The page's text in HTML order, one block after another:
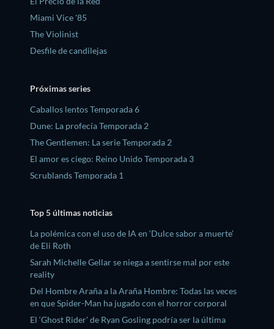
Miami Vice '85
The Violinist
Desfile de candilejas
Próximas series
Caballos lentos Temporada 6
Dune: La profecía Temporada 2
The Gentlemen: La serie Temporada 2
El amor es ciego: Reino Unido Temporada 3
Scrublands Temporada 1
Top 5 últimas noticias
La polémica con el uso de IA en ‘Dulce sabor a muerte’
de Eli Roth
Sarah Michelle Gellar se niega a sentirse mal por este
reality
Del Hombre Araña a la Araña Hombre: Todas las veces
en que Spider-Man ha jugado con el horror corporal
El ‘Ghost Rider' de Ryan Gosling podría ser la última